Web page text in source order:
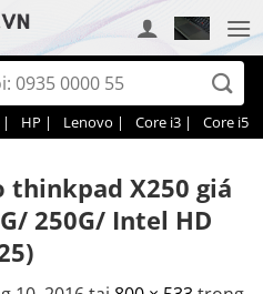
| HP | Lenovo | Core i3 | Core i5 |
thinkpad X250 giá
250G/ Intel HD